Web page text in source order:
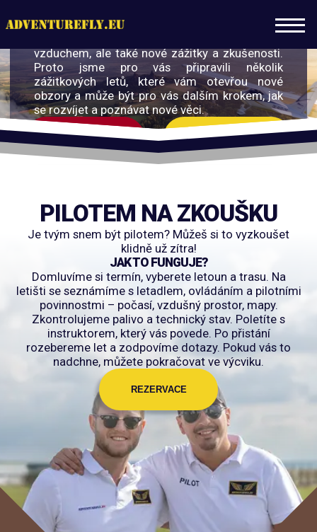
ZÁŽITKOVÉ LETY
Nejen pro piloty!
vzduchem, ale také nové zážitky a zkušenosti.
Proto jsme pro vás připravili několik
zážitkových letů, které vám otevřou nové
obzory a může být pro vás dalším krokem, jak
se rozvíjet a poznávat nové věci.
ZÁŽITKOVÉ LETY PILOTEM NA ZKOUŠKU
PILOTEM NA ZKOUŠKU
Je tvým snem být pilotem? Můžeš si to vyzkoušet
klidně už zítra!
JAK TO FUNGUJE?
Domluvíme si termín, vyberete letoun a trasu. Na
letišti se seznámíme s letadlem, ovládáním a pilotními
povinnostmi – počasí, vzdušný prostor, mapy.
Zkontrolujeme palivo a technický stav. Poletíte s
instruktorem, který vás povede. Po přistání
rozebereme let a zodpovíme dotazy. Pokud vás to
nadchne, můžete pokračovat ve výcviku.
REZERVACE